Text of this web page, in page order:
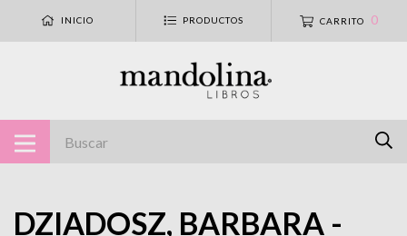
INICIO PRODUCTOS CARRITO 0
DZIADOSZ, BARBARA -